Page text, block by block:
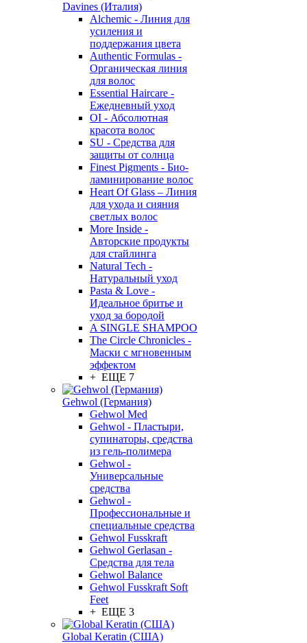
Davines (Италия)
Alchemic - Линия для
усиления и
поддержания цвета
Authentic Formulas -
Органическая линия
для волос
Essential Haircare -
Eжедневный уход
OI - Абсолютная
красота волос
SU - Средства для
защиты от солнца
Finest Pigments - Био-
ламинирование волос
Heart Of Glass – Линия
для ухода и сияния
светлых волос
More Inside -
Авторские продукты
для стайлинга
Natural Tech -
Натуральный уход
Pasta & Love -
Идеальное бритье и
уход за бородой
A SINGLE SHAMPOO
The Circle Chronicles -
Маски с мгновенным
эффектом
+ ЕЩЕ 7
Gehwol (Германия)
Gehwol Med
Gehwol - Пластыри,
супинаторы, средства
из гель-полимера
Gehwol -
Универсальные
средства
Gehwol -
Профессиональные и
специальные средства
Gehwol Fusskraft
Gehwol Gerlasan -
Средства для тела
Gehwol Balance
Gehwol Fusskraft Soft
Feet
+ ЕЩЕ 3
Global Keratin (США)